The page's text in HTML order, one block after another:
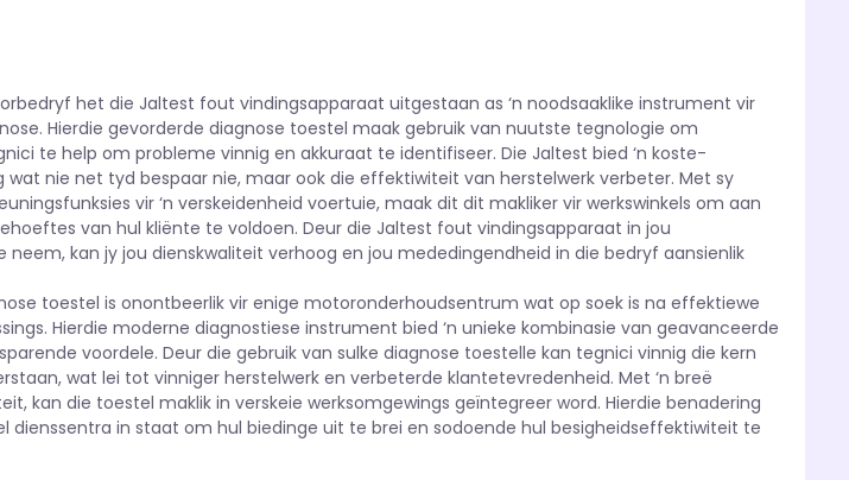
het die Jaltest fout vindingsapparaat uitgestaan as ‘n noodsaaklike instrument vir
Hierdie gevorderde diagnose toestel maak gebruik van nuutste tegnologie om
te help om probleme vinnig en akkuraat te identifiseer. Die Jaltest bied ‘n koste-
wat nie net tyd bespaar nie, maar ook die effektiwiteit van herstelwerk verbeter. Met sy
vir ‘n verskeidenheid voertuie, maak dit dit makliker vir werkswinkels om aan
van hul kliënte te voldoen. Deur die Jaltest fout vindingsapparaat in jou
neem, kan jy jou dienskwaliteit verhoog en jou mededingendheid in die bedryf aansienlik
toestel is onontbeerlik vir enige motoronderhoudsentrum wat op soek is na effektiewe
Hierdie moderne diagnostiese instrument bied ‘n unieke kombinasie van geavanceerde
voordele. Deur die gebruik van sulke diagnose toestelle kan tegnici vinnig die kern
wat lei tot vinniger herstelwerk en verbeterde klantetevredenheid. Met ‘n breë
kan die toestel maklik in verskeie werksomgewings geïntegreer word. Hierdie benadering
dienssentra in staat om hul biedinge uit te brei en sodoende hul besigheidseffektiwiteit te